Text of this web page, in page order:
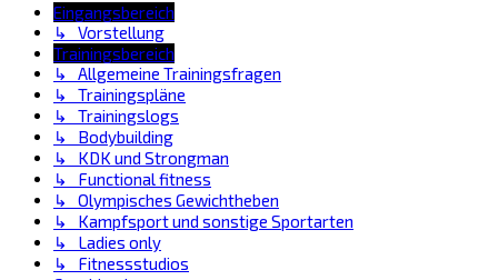
Eingangsbereich
↳ Vorstellung
Trainingsbereich
↳ Allgemeine Trainingsfragen
↳ Trainingspläne
↳ Trainingslogs
↳ Bodybuilding
↳ KDK und Strongman
↳ Functional fitness
↳ Olympisches Gewichtheben
↳ Kampfsport und sonstige Sportarten
↳ Ladies only
↳ Fitnessstudios